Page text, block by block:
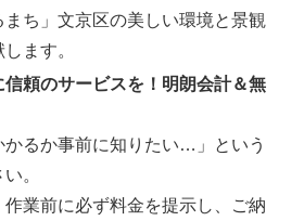
まち」文京区の美しい環境と景観
ます。
頼のサービスを！明朗会計＆無
かるか事前に知りたい…」という
。
作業前に必ず料金を提示し、ご納